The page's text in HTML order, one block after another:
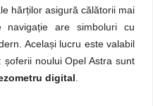
hărților asigură călătorii mai
navigație are simboluri cu
Același lucru este valabil
noului Opel Astra sunt
digital.